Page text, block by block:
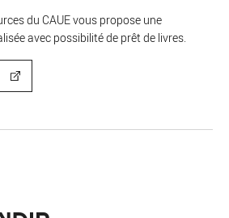
du CAUE vous propose une
avec possibilité de prêt de livres.